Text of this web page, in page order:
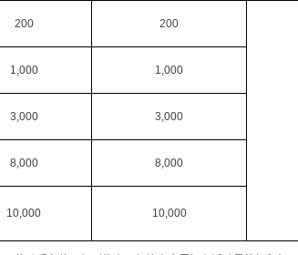
200 200
1,000 1,000
3,000 3,000
8,000 8,000
10,000 10,000